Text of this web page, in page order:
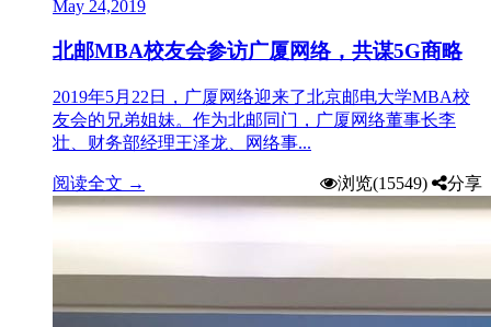
May 24,2019
北邮MBA校友会参访广厦网络，共谋5G商略
2019年5月22日，广厦网络迎来了北京邮电大学MBA校
友会的兄弟姐妹。作为北邮同门，广厦网络董事长李
壮、财务部经理王泽龙、网络事...
阅读全文 → 浏览(15549) 分享